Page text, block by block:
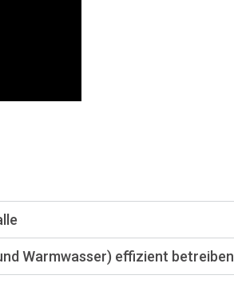
Warmwasser) effizient betreiben